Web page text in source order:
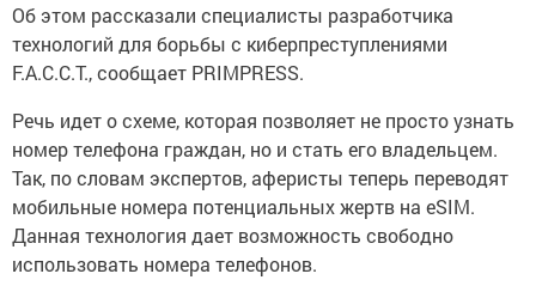
Об этом рассказали специалисты разработчика
технологий для борьбы с киберпреступлениями
F.A.C.C.T., сообщает PRIMPRESS.
Речь идет о схеме, которая позволяет не просто узнать
номер телефона граждан, но и стать его владельцем.
Так, по словам экспертов, аферисты теперь переводят
мобильные номера потенциальных жертв на eSIM.
Данная технология дает возможность свободно
использовать номера телефонов.